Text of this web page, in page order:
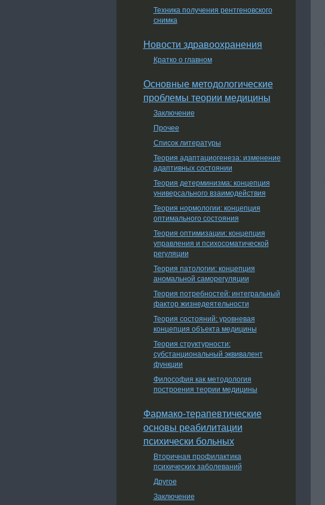
Техника получения рентгеновского
снимка
Новости здравоохранения
Кратко о главном
Основные методологические
проблемы теории медицины
Заключение
Прочее
Список литературы
Теория адаптациогенеза: изменение
адаптивных состоянии
Теория детерминизма: концепция
универсального взаимодействия
Теория нормологии: концепция
оптимального состояния
Теория оптимизации: концепция
управления и психосоматической
регуляции
Теория патологии: концепция
аномальной саморегуляции
Теория потребностей: интегральный
фактор жизнедеятельности
Теория состояний: уровневая
концепция объекта медицины
Теория структурности:
субстанциональный эквивалент
функции
Философия как методология
построения теории медицины
Фармако-терапевтические
основы реабилитации
психически больных
Вторичная профилактика
психических заболеваний
Другое
Заключение